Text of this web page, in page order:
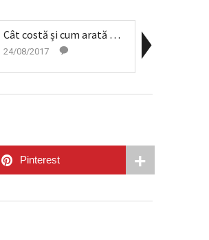
Cât costă și cum arată Galaxy Note 8
24/08/2017
Pinterest